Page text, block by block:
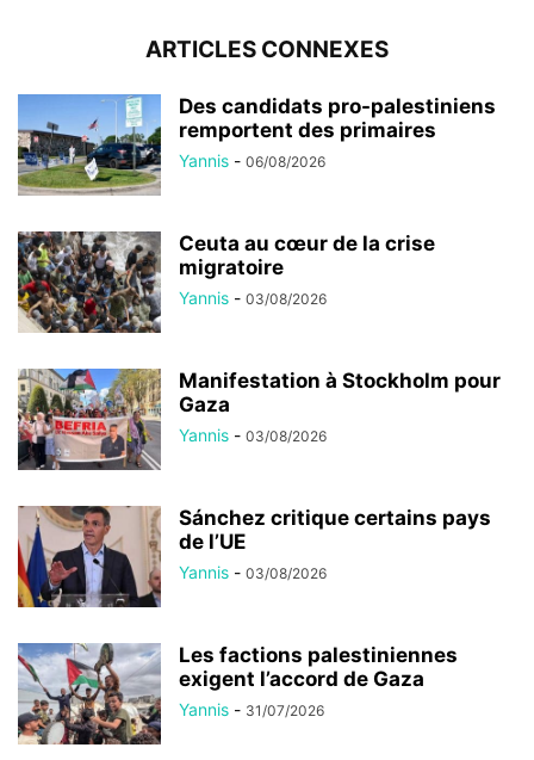
ARTICLES CONNEXES
Des candidats pro-palestiniens
remportent des primaires
Yannis - 06/08/2026
Ceuta au cœur de la crise
migratoire
Yannis - 03/08/2026
Manifestation à Stockholm pour
Gaza
Yannis - 03/08/2026
Sánchez critique certains pays
de l’UE
Yannis - 03/08/2026
Les factions palestiniennes
exigent l’accord de Gaza
Yannis - 31/07/2026